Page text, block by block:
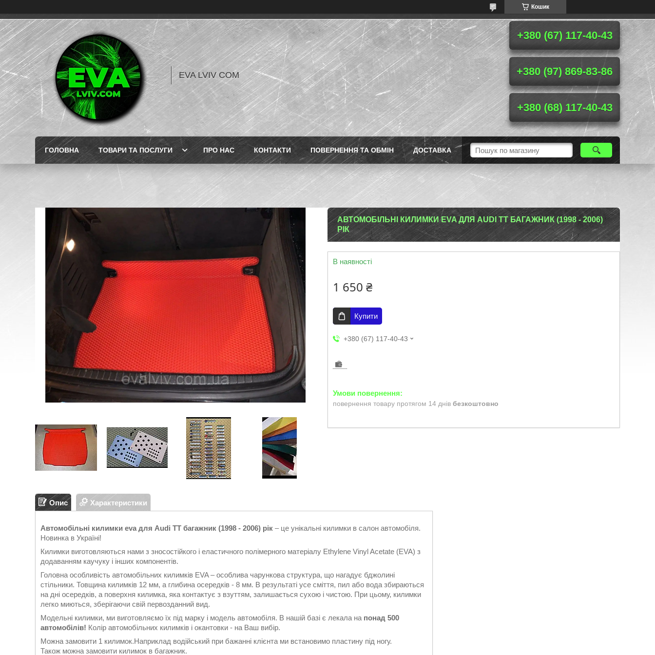
Кошик
EVA LVIV COM
+380 (67) 117-40-43
+380 (97) 869-83-86
+380 (68) 117-40-43
ГОЛОВНА ТОВАРИ ТА ПОСЛУГИ ПРО НАС КОНТАКТИ ПОВЕРНЕННЯ ТА ОБМІН ДОСТАВКА
АВТОМОБІЛЬНІ КИЛИМКИ EVA ДЛЯ AUDI TT БАГАЖНИК (1998 - 2006)
РІК
В наявності
1 650 ₴
Купити
+380 (67) 117-40-43
повернення товару протягом 14 днів безкоштовно
Опис Характеристики
Автомобільні килимки eva для Audi TT багажник (1998 - 2006) рік – це унікальні килимки в салон автомобіля.
Новинка в Україні!
Килимки виготовляються нами з зносостійкого і еластичного полімерного матеріалу Ethylene Vinyl Acetate (EVA) з
додаванням каучуку і інших компонентів.
Головна особливість автомобільних килимків EVA – особлива чарункова структура, що нагадує бджолині
стільники. Товщина килимків 12 мм, а глибина осередків - 8 мм. В результаті усе сміття, пил або вода збираються
на дні осередків, а поверхня килимка, яка контактує з взуттям, залишається сухою і чистою. При цьому, килимки
легко миються, зберігаючи свій первозданний вид.
Модельні килимки, ми виготовляємо їх під марку і модель автомобіля. В нашій базі є лекала на понад 500
автомобілів! Колір автомобільних килимків і окантовки - на Ваш вибір.
Можна замовити 1 килимок.Наприклад водійський при бажанні клієнта ми встановимо пластину під ногу.
Також можна замовити килимок в багажник.